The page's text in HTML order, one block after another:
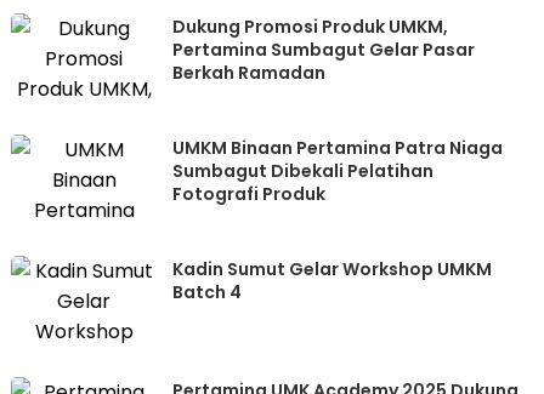
Dukung Promosi Produk UMKM,
Pertamina Sumbagut Gelar Pasar
Berkah Ramadan
UMKM Binaan Pertamina Patra Niaga
Sumbagut Dibekali Pelatihan
Fotografi Produk
Kadin Sumut Gelar Workshop UMKM
Batch 4